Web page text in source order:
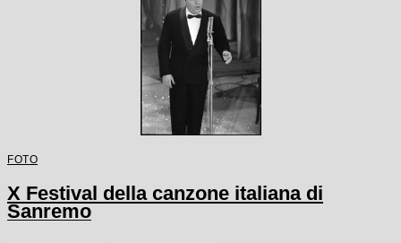
FOTO
X Festival della canzone italiana di
Sanremo